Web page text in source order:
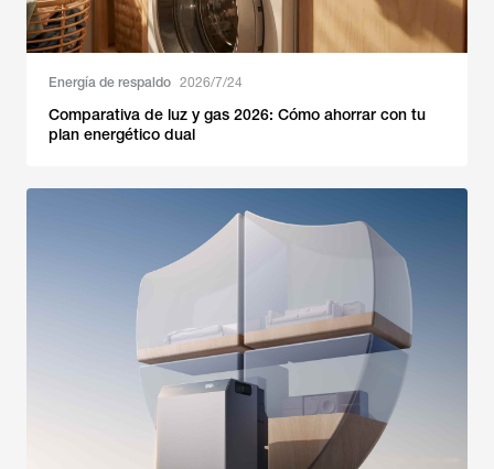
Energía de respaldo 2026/7/24
Comparativa de luz y gas 2026: Cómo ahorrar con tu
plan energético dual